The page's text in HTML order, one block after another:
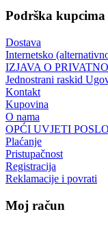
Podrška kupcima
Dostava
Internetsko
IZJAVA O
Jednostrani raskid
Kontakt
Kupovina
O nama
OPĆI UVJETI
Plaćanje
Pristupačnost
Registracija
Reklamacije i povrati
Moj račun